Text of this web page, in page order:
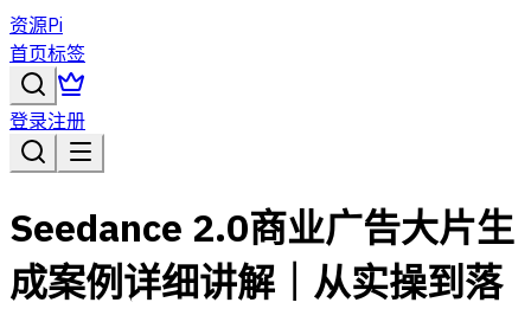
资源Pi
首页标签
登录注册
Seedance 2.0商业广告大片生
成案例详细讲解｜从实操到落